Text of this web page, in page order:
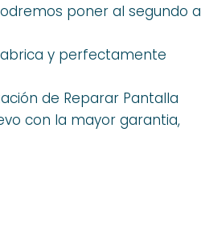
poner al segundo a
y perfectamente
de Reparar Pantalla
con la mayor garantia,